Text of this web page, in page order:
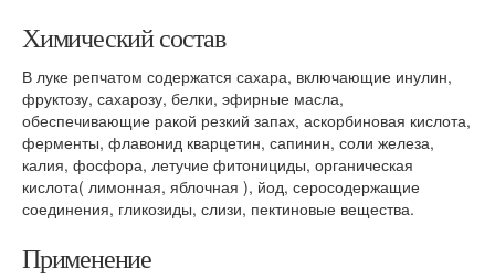
Химический состав
В луке репчатом содержатся сахара, включающие инулин,
фруктозу, сахарозу, белки, эфирные масла,
обеспечивающие ракой резкий запах, аскорбиновая кислота,
ферменты, флавонид кварцетин, сапинин, соли железа,
калия, фосфора, летучие фитонициды, органическая
кислота( лимонная, яблочная ), йод, серосодержащие
соединения, гликозиды, слизи, пектиновые вещества.
Применение